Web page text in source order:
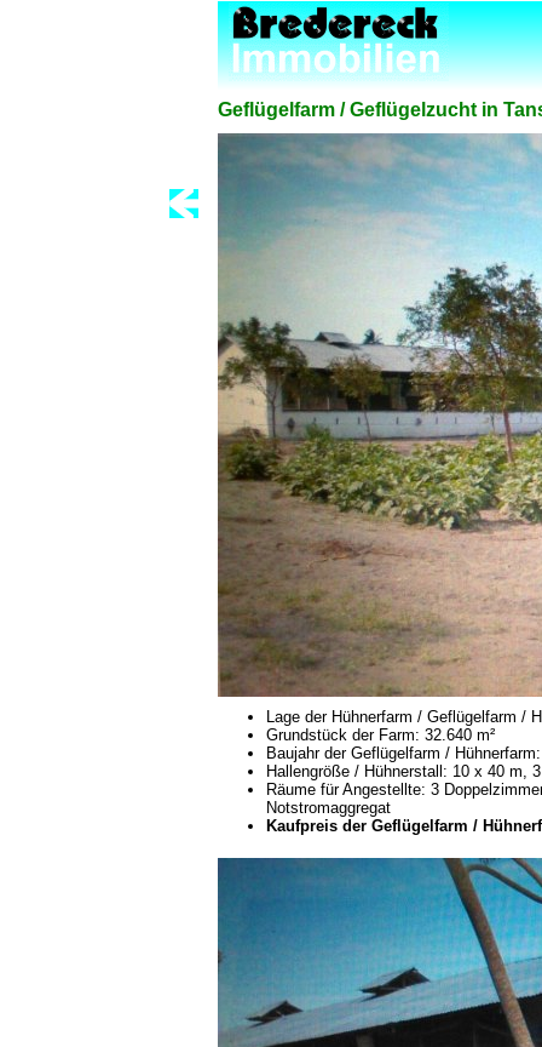
Geflügelfarm / Geflügelzucht in
Lage der Hühnerfarm / Geflügelfarm /
Grundstück der Farm: 32.640 m²
Baujahr der Geflügelfarm /
Hallengröße / Hühnerstall: 10 x 40 m,
Räume für Angestellte: 3
Notstromaggregat
Kaufpreis der Geflügelfarm /